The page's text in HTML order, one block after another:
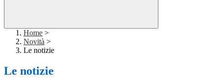
Home >
Novità >
Le notizie
Le notizie